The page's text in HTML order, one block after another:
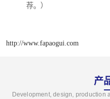
荐。）
http://www.fapaogui.com
产
Development, design, production